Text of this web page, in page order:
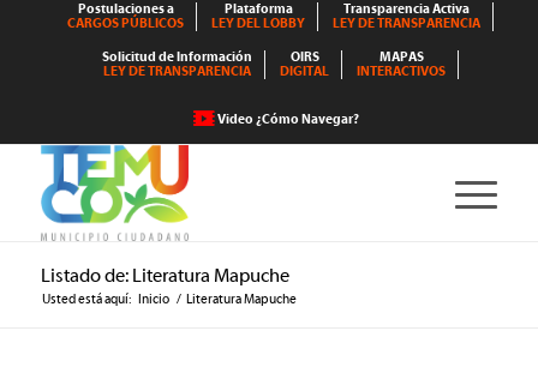
Postulaciones a
CARGOS PÚBLICOS
Plataforma
LEY DEL LOBBY
Transparencia Activa
LEY DE TRANSPARENCIA
Solicitud de Información
LEY DE TRANSPARENCIA
OIRS
DIGITAL
MAPAS
INTERACTIVOS
Video ¿Cómo Navegar?
Listado de: Literatura Mapuche
Usted está aquí: Inicio / Literatura Mapuche